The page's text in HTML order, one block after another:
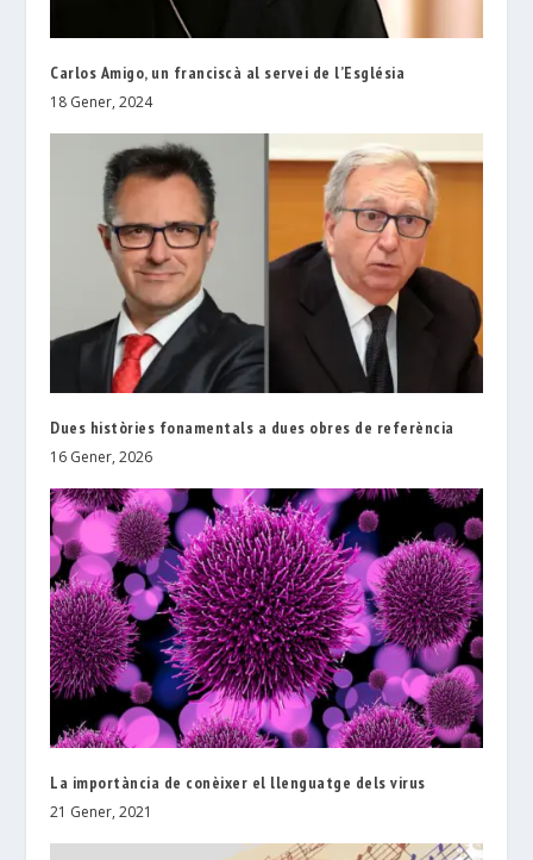
Carlos Amigo, un franciscà al servei de l’Església
18 Gener, 2024
Dues històries fonamentals a dues obres de referència
16 Gener, 2026
La importància de conèixer el llenguatge dels virus
21 Gener, 2021